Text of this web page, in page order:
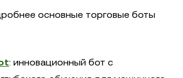
основные торговые боты
: инновационный бот с